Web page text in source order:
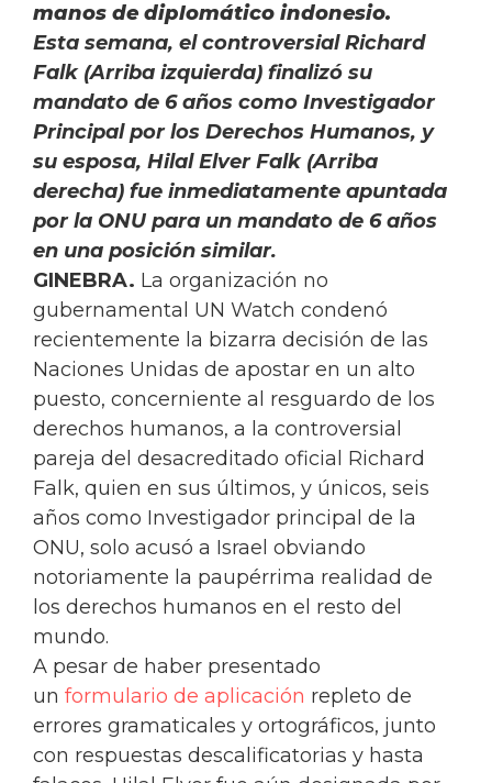
manos de diplomático indonesio.
Esta semana, el controversial Richard
Falk (Arriba izquierda) finalizó su
mandato de 6 años como Investigador
Principal por los Derechos Humanos, y
su esposa, Hilal Elver Falk (Arriba
derecha) fue inmediatamente apuntada
por la ONU para un mandato de 6 años
en una posición similar.
GINEBRA. La organización no
gubernamental UN Watch condenó
recientemente la bizarra decisión de las
Naciones Unidas de apostar en un alto
puesto, concerniente al resguardo de los
derechos humanos, a la controversial
pareja del desacreditado oficial Richard
Falk, quien en sus últimos, y únicos, seis
años como Investigador principal de la
ONU, solo acusó a Israel obviando
notoriamente la paupérrima realidad de
los derechos humanos en el resto del
mundo.
A pesar de haber presentado
un formulario de aplicación repleto de
errores gramaticales y ortográficos, junto
con respuestas descalificatorias y hasta